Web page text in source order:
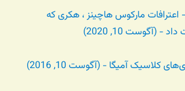
۱۰۱ – اعترافات مارکوس هاچینز ، هکری که
- (آگوست 10, 2020)
کلاسیک آمیگا - (آگوست 10, 2016)